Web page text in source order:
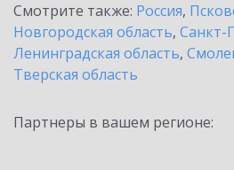
Смотрите также: Россия,
Новгородская область, Санкт-
Ленинградская область,
Тверская область
Партнеры в вашем регионе: